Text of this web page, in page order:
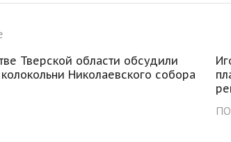
Тверской области обсудили
Николаевского собора